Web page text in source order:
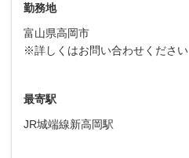
勤務地
富山県高岡市
※詳しくはお問い合わせください
最寄駅
JR城端線新高岡駅